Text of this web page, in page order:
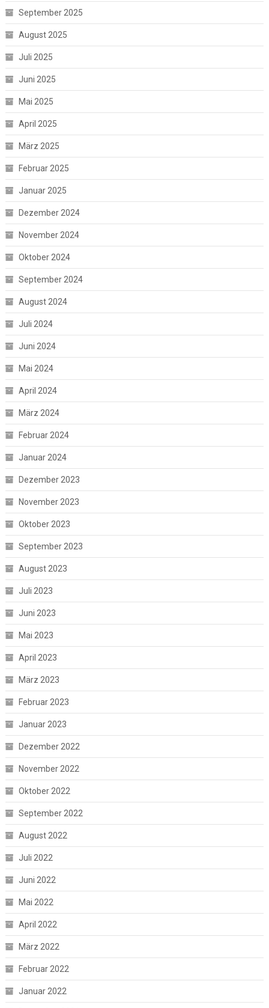
September 2025
August 2025
Juli 2025
Juni 2025
Mai 2025
April 2025
März 2025
Februar 2025
Januar 2025
Dezember 2024
November 2024
Oktober 2024
September 2024
August 2024
Juli 2024
Juni 2024
Mai 2024
April 2024
März 2024
Februar 2024
Januar 2024
Dezember 2023
November 2023
Oktober 2023
September 2023
August 2023
Juli 2023
Juni 2023
Mai 2023
April 2023
März 2023
Februar 2023
Januar 2023
Dezember 2022
November 2022
Oktober 2022
September 2022
August 2022
Juli 2022
Juni 2022
Mai 2022
April 2022
März 2022
Februar 2022
Januar 2022